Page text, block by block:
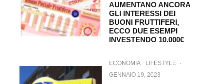
AUMENTANO ANCORA
GLI INTERESSI DEI
BUONI FRUTTIFERI,
ECCO DUE ESEMPI
INVESTENDO 10.000€
ECONOMIA LIFESTYLE ·
GENNAIO 19, 2023